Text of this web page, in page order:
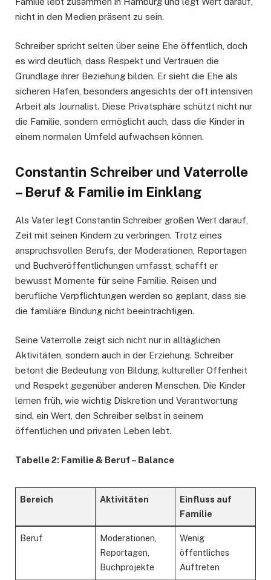
nicht in den Medien präsent zu sein.
Schreiber spricht selten über seine Ehe öffentlich, doch
es wird deutlich, dass Respekt und Vertrauen die
Grundlage ihrer Beziehung bilden. Er sieht die Ehe als
sicheren Hafen, besonders angesichts der oft intensiven
Arbeit als Journalist. Diese Privatsphäre schützt nicht nur
die Familie, sondern ermöglicht auch, dass die Kinder in
einem normalen Umfeld aufwachsen können.
Constantin Schreiber und Vaterrolle
– Beruf & Familie im Einklang
Als Vater legt Constantin Schreiber großen Wert darauf,
Zeit mit seinen Kindern zu verbringen. Trotz eines
anspruchsvollen Berufs, der Moderationen, Reportagen
und Buchveröffentlichungen umfasst, schafft er
bewusst Momente für seine Familie. Reisen und
berufliche Verpflichtungen werden so geplant, dass sie
die familiäre Bindung nicht beeinträchtigen.
Seine Vaterrolle zeigt sich nicht nur in alltäglichen
Aktivitäten, sondern auch in der Erziehung. Schreiber
betont die Bedeutung von Bildung, kultureller Offenheit
und Respekt gegenüber anderen Menschen. Die Kinder
lernen früh, wie wichtig Diskretion und Verantwortung
sind, ein Wert, den Schreiber selbst in seinem
öffentlichen und privaten Leben lebt.
Tabelle 2: Familie & Beruf – Balance
Bereich Aktivitäten
Einfluss auf
Familie
Beruf
Moderationen,
Reportagen,
Buchprojekte
Wenig
öffentliches
Auftreten